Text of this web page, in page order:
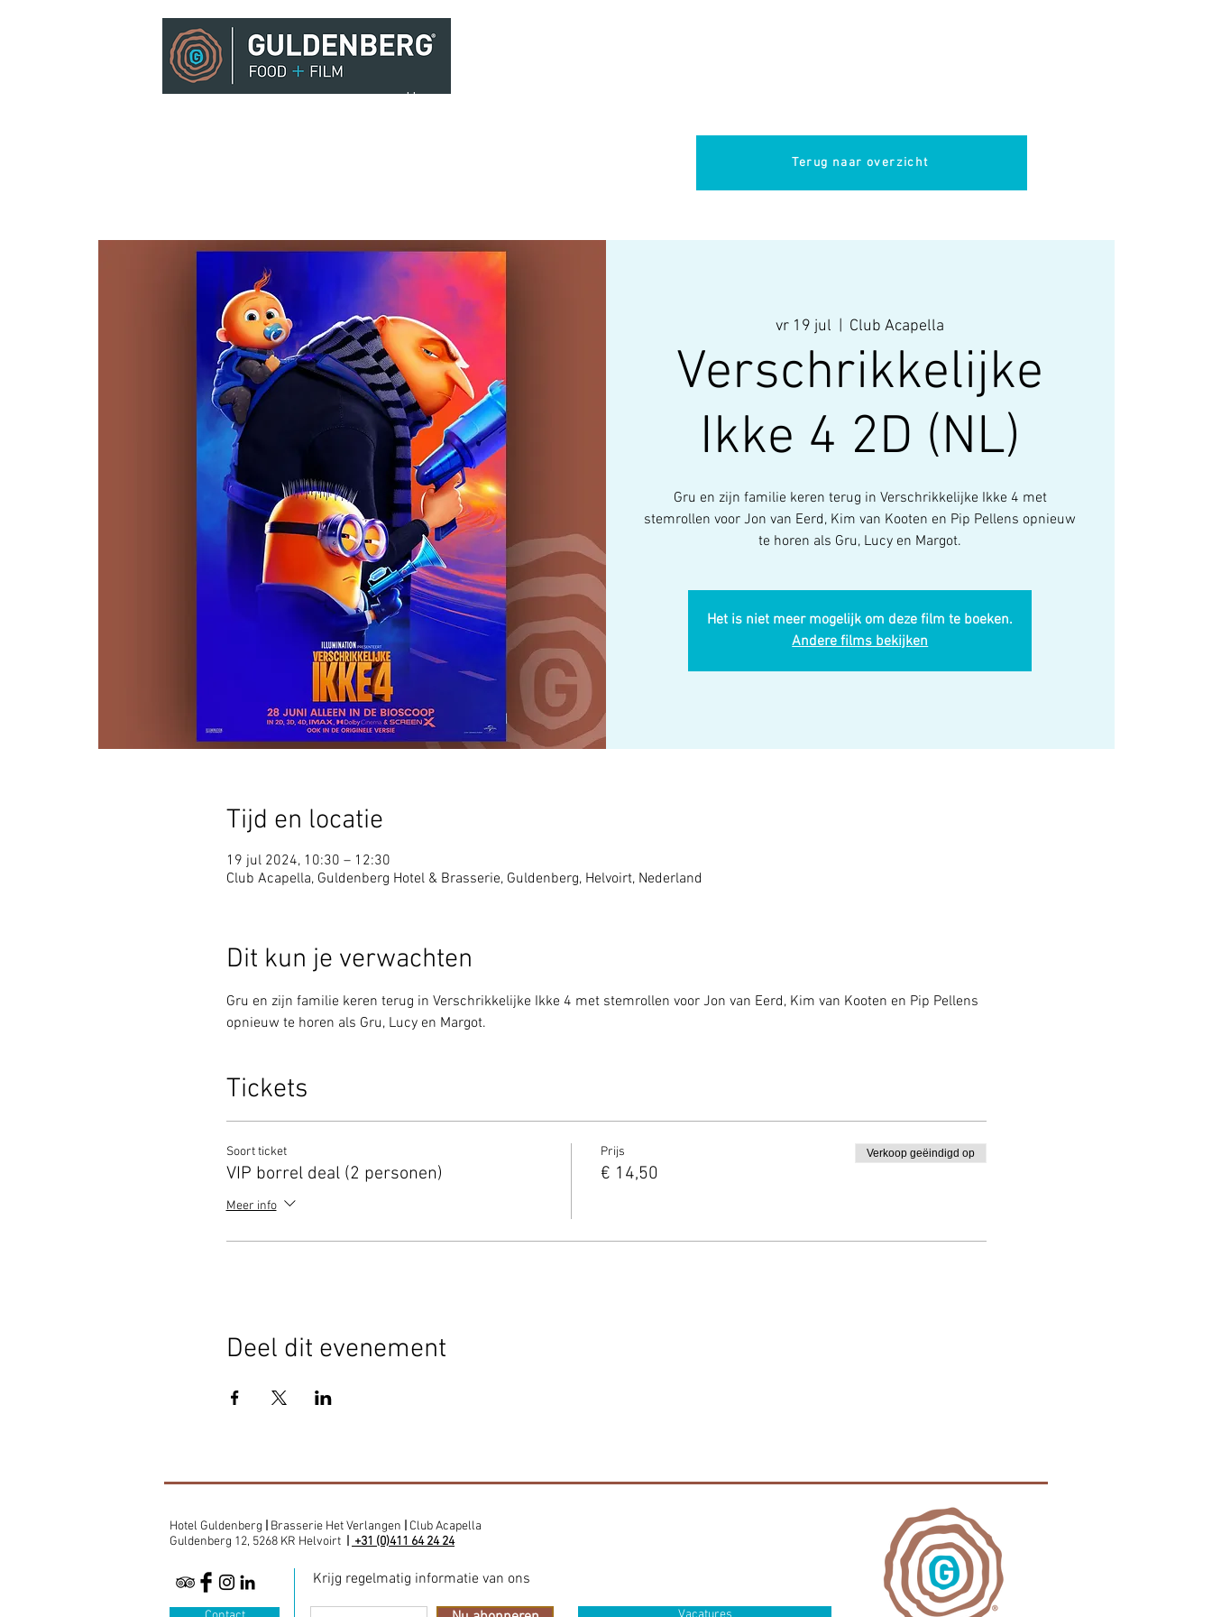
Home
Terug naar overzicht
vr 19 jul
  |
Club Acapella
Verschrikkelijke
Ikke 4 2D (NL)
Gru en zijn familie keren terug in Verschrikkelijke Ikke 4 met
stemrollen voor Jon van Eerd, Kim van Kooten en Pip Pellens opnieuw
te horen als Gru, Lucy en Margot.
Het is niet meer mogelijk om deze film te boeken.
Andere films bekijken
Tijd en locatie
19 jul 2024, 10:30 – 12:30
Club Acapella, Guldenberg Hotel & Brasserie, Guldenberg, Helvoirt, Nederland
Dit kun je verwachten
Gru en zijn familie keren terug in Verschrikkelijke Ikke 4 met stemrollen voor Jon van Eerd, Kim van Kooten en Pip Pellens
opnieuw te horen als Gru, Lucy en Margot.
Tickets
Soort ticket
VIP borrel deal (2 personen)
Meer info
Prijs
€ 14,50
Verkoop geëindigd op
Deel dit evenement
Hotel Guldenberg Brasserie Het Verlangen
Club Acapella
Guldenberg 12, 5268 KR Helvoirt
+31 (0)411 64 24 24
Krijg regelmatig informatie van ons